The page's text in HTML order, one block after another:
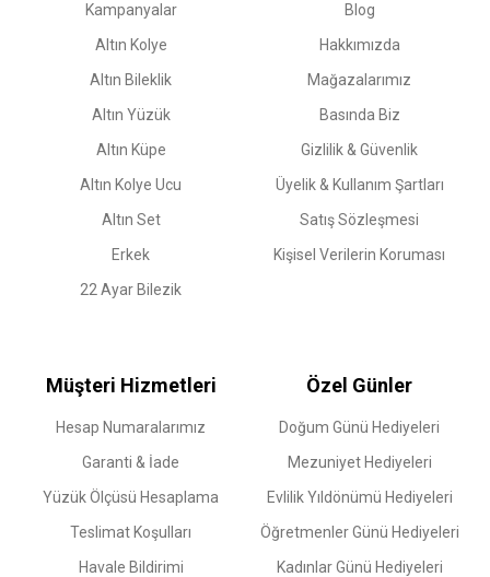
Kampanyalar
Altın Kolye
Altın Bileklik
Altın Yüzük
Altın Küpe
Altın Kolye Ucu
Altın Set
Erkek
22 Ayar Bilezik
Blog
Hakkımızda
Mağazalarımız
Basında Biz
Gizlilik & Güvenlik
Üyelik & Kullanım Şartları
Satış Sözleşmesi
Kişisel Verilerin Koruması
Müşteri Hizmetleri
Hesap Numaralarımız
Garanti & İade
Yüzük Ölçüsü Hesaplama
Teslimat Koşulları
Havale Bildirimi
Özel Günler
Doğum Günü Hediyeleri
Mezuniyet Hediyeleri
Evlilik Yıldönümü Hediyeleri
Öğretmenler Günü Hediyeleri
Kadınlar Günü Hediyeleri